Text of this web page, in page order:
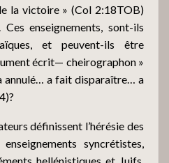
la victoire » (Col 2:18TOB)
enseignements, sont-ils
et peuvent-ils être
écrit— cheirographon »
annulé… a fait disparaître… a
définissent l’hérésie des
syncrétistes,